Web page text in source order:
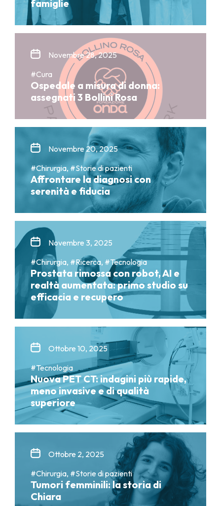
famiglie
Novembre 28, 2025
#Cura
Ospedale a misura di donna:
assegnati 3 Bollini Rosa
Novembre 20, 2025
#Chirurgia, #Storie di pazienti
Affrontare la diagnosi con
serenità e fiducia
Novembre 3, 2025
#Chirurgia, #Ricerca, #Tecnologia
Prostata rimossa con robot, AI e
realtà aumentata: primo studio su
efficacia e recupero
Ottobre 10, 2025
#Tecnologia
Nuova PET CT: indagini più rapide,
meno invasive e di qualità
superiore
Ottobre 2, 2025
#Chirurgia, #Storie di pazienti
Tumori femminili: la storia di
Chiara